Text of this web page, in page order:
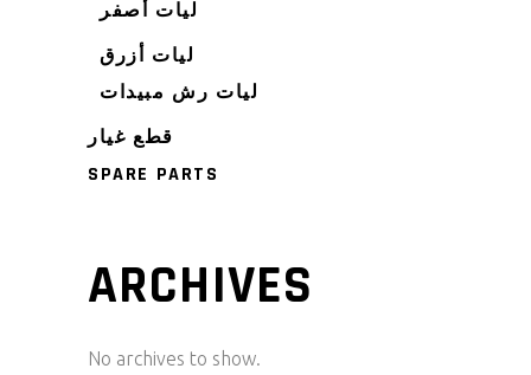
ليات أصفر
ليات أزرق
ليات رش مبيدات
قطع غيار
SPARE PARTS
ARCHIVES
No archives to show.